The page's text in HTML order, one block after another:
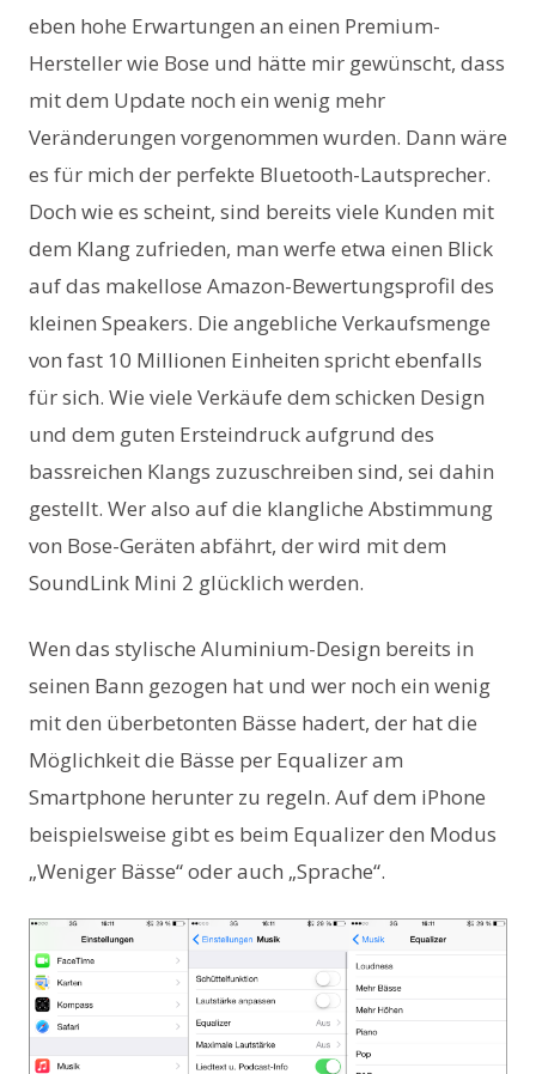
eben hohe Erwartungen an einen Premium-
Hersteller wie Bose und hätte mir gewünscht, dass
mit dem Update noch ein wenig mehr
Veränderungen vorgenommen wurden. Dann wäre
es für mich der perfekte Bluetooth-Lautsprecher.
Doch wie es scheint, sind bereits viele Kunden mit
dem Klang zufrieden, man werfe etwa einen Blick
auf das makellose Amazon-Bewertungsprofil des
kleinen Speakers. Die angebliche Verkaufsmenge
von fast 10 Millionen Einheiten spricht ebenfalls
für sich. Wie viele Verkäufe dem schicken Design
und dem guten Ersteindruck aufgrund des
bassreichen Klangs zuzuschreiben sind, sei dahin
gestellt. Wer also auf die klangliche Abstimmung
von Bose-Geräten abfährt, der wird mit dem
SoundLink Mini 2 glücklich werden.
Wen das stylische Aluminium-Design bereits in
seinen Bann gezogen hat und wer noch ein wenig
mit den überbetonten Bässe hadert, der hat die
Möglichkeit die Bässe per Equalizer am
Smartphone herunter zu regeln. Auf dem iPhone
beispielsweise gibt es beim Equalizer den Modus
„Weniger Bässe“ oder auch „Sprache“.